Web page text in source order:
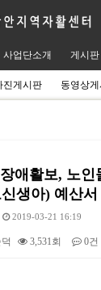
사업단소개 게시판
진게시판 동영상
애활보, 노
생아) 예산서
2019-03-21 16:19
3,531회 0건